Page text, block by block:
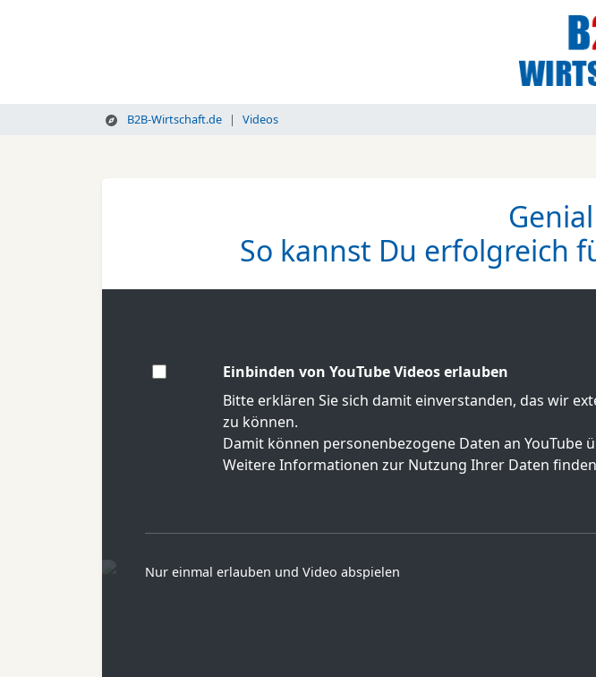
B2B-Wirtschaft.de Videos
So kannst Du erfolgreich
Einbinden von YouTube Videos erlauben
Bitte erklären Sie sich damit einverstanden, das wir
zu können.
Damit können personenbezogene Daten an YouTube
Weitere Informationen zur Nutzung Ihrer Daten
Nur einmal erlauben und Video abspielen